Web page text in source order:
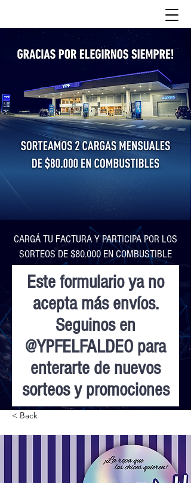
CARGÁ TU FACTURA Y PARTICIPA POR LOS
SORTEOS DE $80.000 EN COMBUSTIBLE
Este formulario ya no
acepta más envíos.
Seguinos en
@YPFELFALDEO para
enterarte de nuevos
sorteos y promociones
< Back